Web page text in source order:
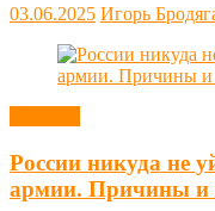
03.06.2025 Игорь
России никуда не
армии. Причины и